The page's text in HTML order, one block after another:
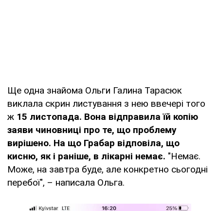
Ще одна знайома Ольги Галина Тарасюк
виклала скрин листування з нею ввечері того
ж 15 листопада. Вона відправила їй копію
заяви чиновниці про те, що проблему
вирішено. На що Грабар відповіла, що
кисню, як і раніше, в лікарні немає. "Немає.
Може, на завтра буде, але конкретно сьогодні
перебої", – написала Ольга.